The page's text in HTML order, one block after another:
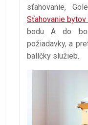
sťahovanie,
Sťahovanie
bodu A do
požiadavky, a
balíčky služieb.